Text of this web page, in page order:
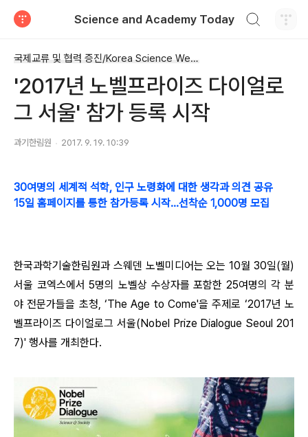
Science and Academy Today
국제교류 및 협력 증진/Korea Science Week 2017
'2017년 노벨프라이즈 다이얼로
그 서울' 참가 등록 시작
과기한림원 2017. 9. 19. 10:39
30여명의 세계적 석학, 인구 노령화에 대한 생각과 의견 공유
15일 홈페이지를 통한 참가등록 시작…선착순 1,000명 모집
한국과학기술한림원과 스웨덴 노벨미디어는 오는 10월 30일(월)
서울 코엑스에서 5명의 노벨상 수상자를 포함한 25여명의 각 분
야 전문가들을 초청, ‘The Age to Come'을 주제로 ‘2017년 노
벨프라이즈 다이얼로그 서울(Nobel Prize Dialogue Seoul 201
7)' 행사를 개최한다.